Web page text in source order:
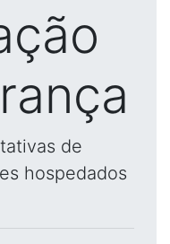
de
hospedados